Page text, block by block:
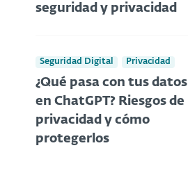
seguridad y privacidad
Seguridad Digital Privacidad
¿Qué pasa con tus datos
en ChatGPT? Riesgos de
privacidad y cómo
protegerlos